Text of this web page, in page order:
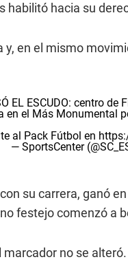
habilitó hacia su
y, en el mismo
EL ESCUDO: centro
en el Más Monumental
al Pack Fútbol en
— SportsCenter
su carrera, ganó
festejo comenzó a
no se